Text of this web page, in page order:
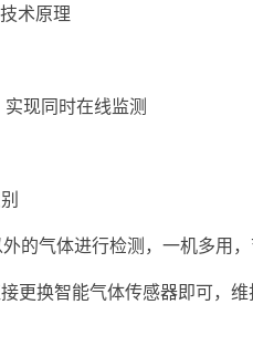
术原理
现同时在线监测
的气体进行检测，一机多用
更换智能气体传感器即可，维